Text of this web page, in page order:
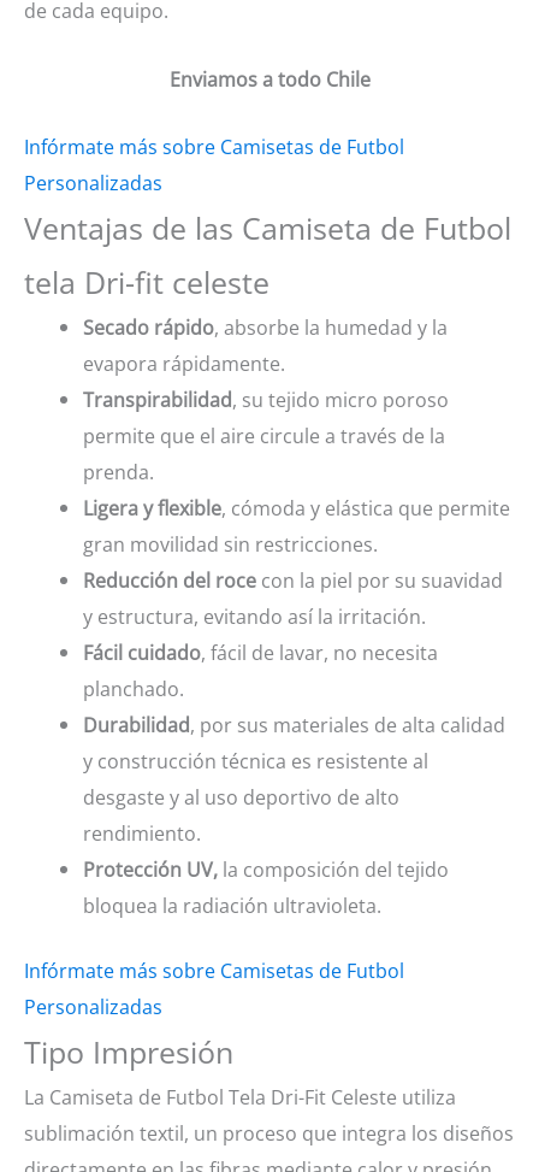
de cada equipo.
Enviamos a todo Chile
Infórmate más sobre Camisetas de Futbol
Personalizadas
Ventajas de las Camiseta de Futbol
tela Dri-fit celeste
Secado rápido, absorbe la humedad y la
evapora rápidamente.
Transpirabilidad, su tejido micro poroso
permite que el aire circule a través de la
prenda.
Ligera y flexible, cómoda y elástica que permite
gran movilidad sin restricciones.
Reducción del roce con la piel por su suavidad
y estructura, evitando así la irritación.
Fácil cuidado, fácil de lavar, no necesita
planchado.
Durabilidad, por sus materiales de alta calidad
y construcción técnica es resistente al
desgaste y al uso deportivo de alto
rendimiento.
Protección UV, la composición del tejido
bloquea la radiación ultravioleta.
Infórmate más sobre Camisetas de Futbol
Personalizadas
Tipo Impresión
La Camiseta de Futbol Tela Dri-Fit Celeste utiliza
sublimación textil, un proceso que integra los diseños